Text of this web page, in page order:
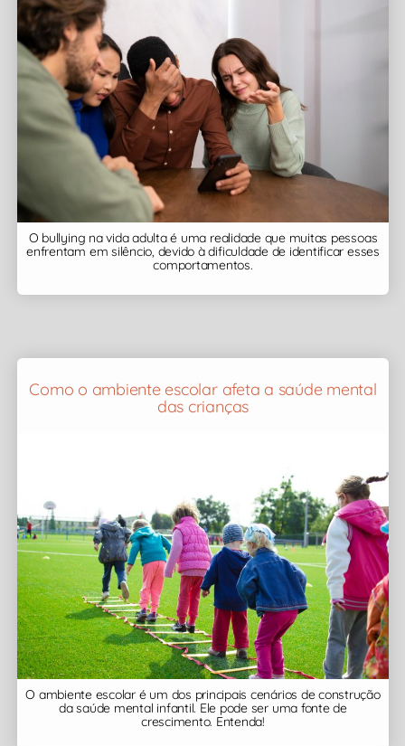
O bullying na vida adulta é uma realidade que muitas pessoas
enfrentam em silêncio, devido à dificuldade de identificar esses
comportamentos.
Como o ambiente escolar afeta a saúde mental
das crianças
O ambiente escolar é um dos principais cenários de construção
da saúde mental infantil. Ele pode ser uma fonte de
crescimento. Entenda!